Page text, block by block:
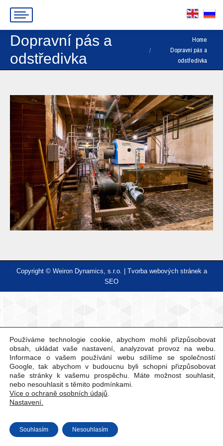
Dopravní pás a
odstředivka
You are here:Home
Dopravní pás a
odstředivka
Copyright © Weiron Dynamics, s.r.o. | Tvorba webových stránek a
SEO
Používáme technologie cookie, abychom mohli přizpůsobovat
obsah, ukládat vaše nastavení, analyzovat provoz na webu.
Informace o vašem používání webu sdílíme se společností
Google, tak abychom v budoucnu byli schopni přizpůsobovat
naše stránky k vašemu prospěchu. Máte možnost souhlasit,
nebo nesouhlasit s těmito podmínkami.
Více o ochraně osobních údajů
Nastavení.
Souhlasím Nesouhlasím